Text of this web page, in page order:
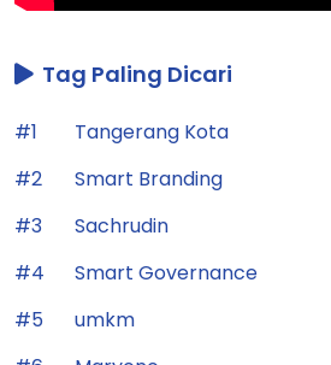
Tag Paling Dicari
#1
Tangerang Kota
#2
Smart Branding
#3
Sachrudin
#4
Smart Governance
#5
umkm